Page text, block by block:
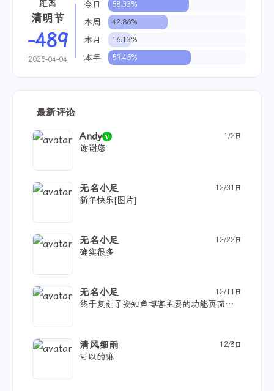
距离
清明节
-489
2025-04-04
今日 58.33%
本周 42.86%
本月 16.13%
本年 59.45%
最新评论
Andy 1/2日
谢谢您
无名小足 12/31日
新年快乐[图片]
无名小足 12/22日
确实很多
无名小足 12/11日
终于复刻了安知鱼博客主要的功能页面，有时间B站、豆瓣功能也尝试一下。[图片]成功了告诉一声
清风细雨 12/8日
可以的嘛